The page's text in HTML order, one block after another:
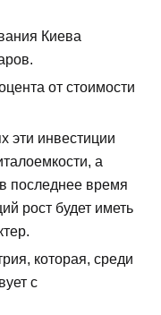
Киева
от стоимости
эти инвестиции
а
последнее время
рост будет иметь
которая, среди
с